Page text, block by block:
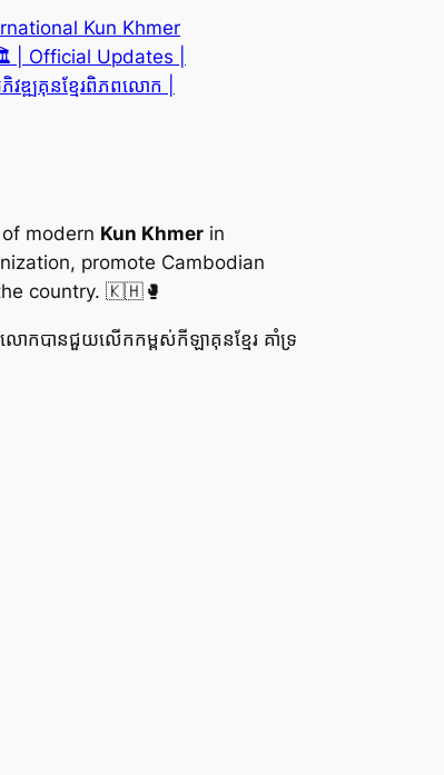
Kun Khmer
| Official Updates |
ឍគុនខ្មែរពិភពលោក |
modern Kun Khmer in
promote Cambodian
country. 🇰🇭🥊
លោកបានជួយលើកកម្ពស់កីឡាគុនខ្មែរ គាំទ្រ